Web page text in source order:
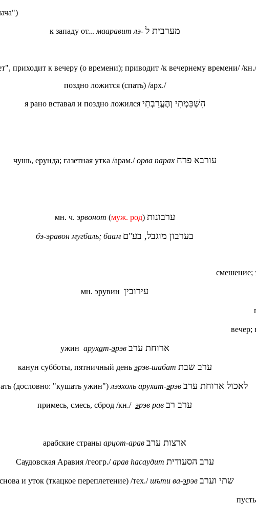
к западу от... мааравит лэ- מערבית ל
приходит к вечеру (о времени); приводит /к вечернему времени/ /
поздно ложится (спать) /арх./
я рано вставал и поздно ложился הִשְׁכַּמְתִי וְהֶעֱרַבְתִי
чушь, ерунда; газетная утка /арам./орва парах עורבא פרח
мн. ч. эрвонот (муж. род) ערבונות
бэ-эравон мугбаль; баам בערבון מוגבל, בע"ם
смешение;
мн. эрувин עירובין
вечер;
ужин арухат-эрэв ארוחת ערב
канун субботы, пятничный день эрэв-шабат ערב שבת
(дословно: "кушать ужин") лээхоль арухат-эрэв לאכול ארוחת ערב
примесь, смесь, сброд /кн./ эрэв рав ערב רב
арабские страны арцот-арав ארצות ערב
Саудовская Аравия /геогр./арав hасаудит ערב הסעודית
и уток (ткацкое переплетение) /тех./шъти ва-эрэв שתי וערב